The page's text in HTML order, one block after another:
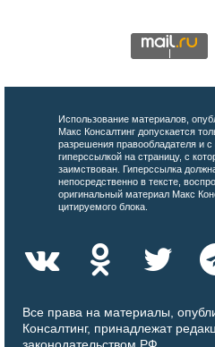
Использование материалов,
Макс Консалтинг допускается
разрешения правообладателя и
гиперссылкой на страницу, с
заимствован. Гиперссылка
непосредственно в тексте,
оригинальный материал Макс
цитируемого блока.
Все права на материалы,
Консалтинг, принадлежат
законодательством РФ.